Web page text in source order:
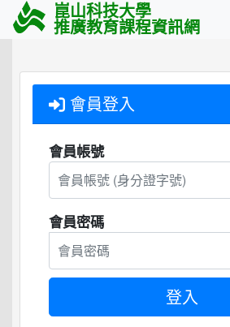
崑山科技大學
推廣教育課程資訊網
會員登入
會員帳號
會員密碼